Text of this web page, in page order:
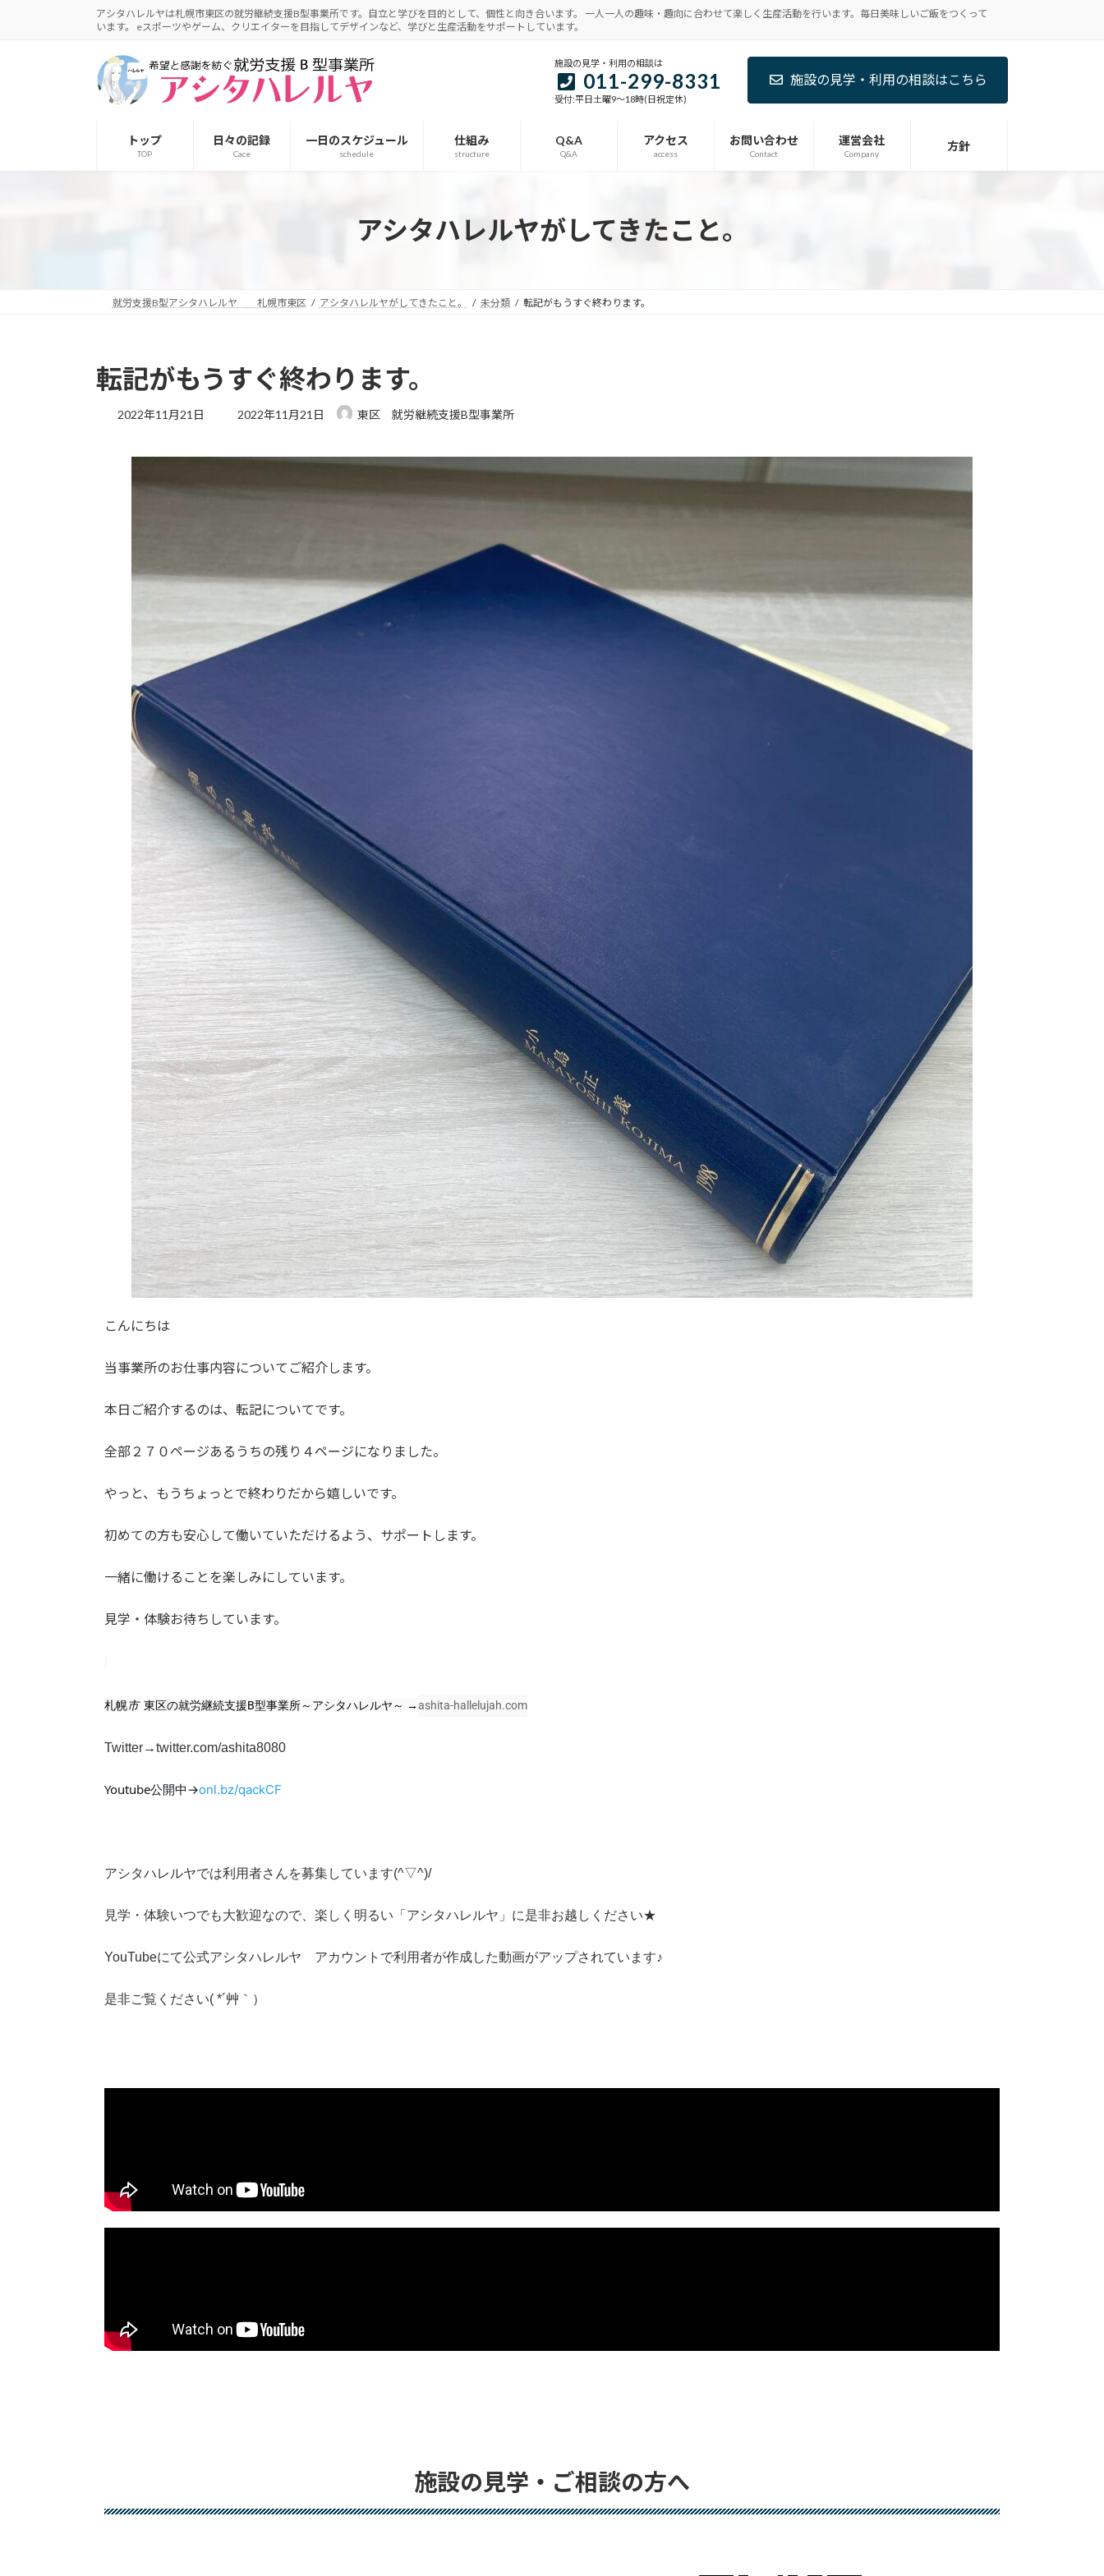
アシタハレルヤは札幌市東区の就労継続支援B型事業所です。自立と学びを目的として、個性と向き合います。 一人一人の趣味・趣向に合わせて楽しく生産活動を行います。毎日美味しいご飯をつくって
います。 eスポーツやゲーム、クリエイターを目指してデザインなど、学びと生産活動をサポートしています。
施設の見学・利用の相談は
011-299-8331
受付:平日土曜9～18時(日祝定休)
施設の見学・利用の相談はこちら
トップ
TOP
日々の記録
Cace
一日のスケジュール
schedule
仕組み
structure
Q&A
Q&A
アクセス
access
お問い合わせ
Contact
運営会社
Company
方針
アシタハレルヤがしてきたこと。
就労支援B型アシタハレルヤ 札幌市東区 アシタハレルヤがしてきたこと。 未分類 転記がもうすぐ終わります。
転記がもうすぐ終わります。
2022年11月21日 2022年11月21日 東区 就労継続支援B型事業所
こんにちは
当事業所のお仕事内容についてご紹介します。
本日ご紹介するのは、転記についてです。
全部２７０ページあるうちの残り４ページになりました。
やっと、もうちょっとで終わりだから嬉しいです。
初めての方も安心して働いていただけるよう、サポートします。
一緒に働けることを楽しみにしています。
見学・体験お待ちしています。
札幌市 東区の就労継続支援B型事業所～アシタハレルヤ～ →ashita-hallelujah.com
Twitter→twitter.com/ashita8080
Youtube公開中→onl.bz/qackCF
アシタハレルヤでは利用者さんを募集しています(^▽^)/
見学・体験いつでも大歓迎なので、楽しく明るい「アシタハレルヤ」に是非お越しください★
YouTubeにて公式アシタハレルヤ アカウントで利用者が作成した動画がアップされています♪
是非ご覧ください( *´艸｀）
施設の見学・ご相談の方へ